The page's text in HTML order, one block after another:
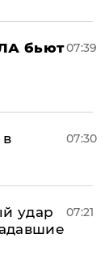
бьют07:39
07:30
удар
07:21